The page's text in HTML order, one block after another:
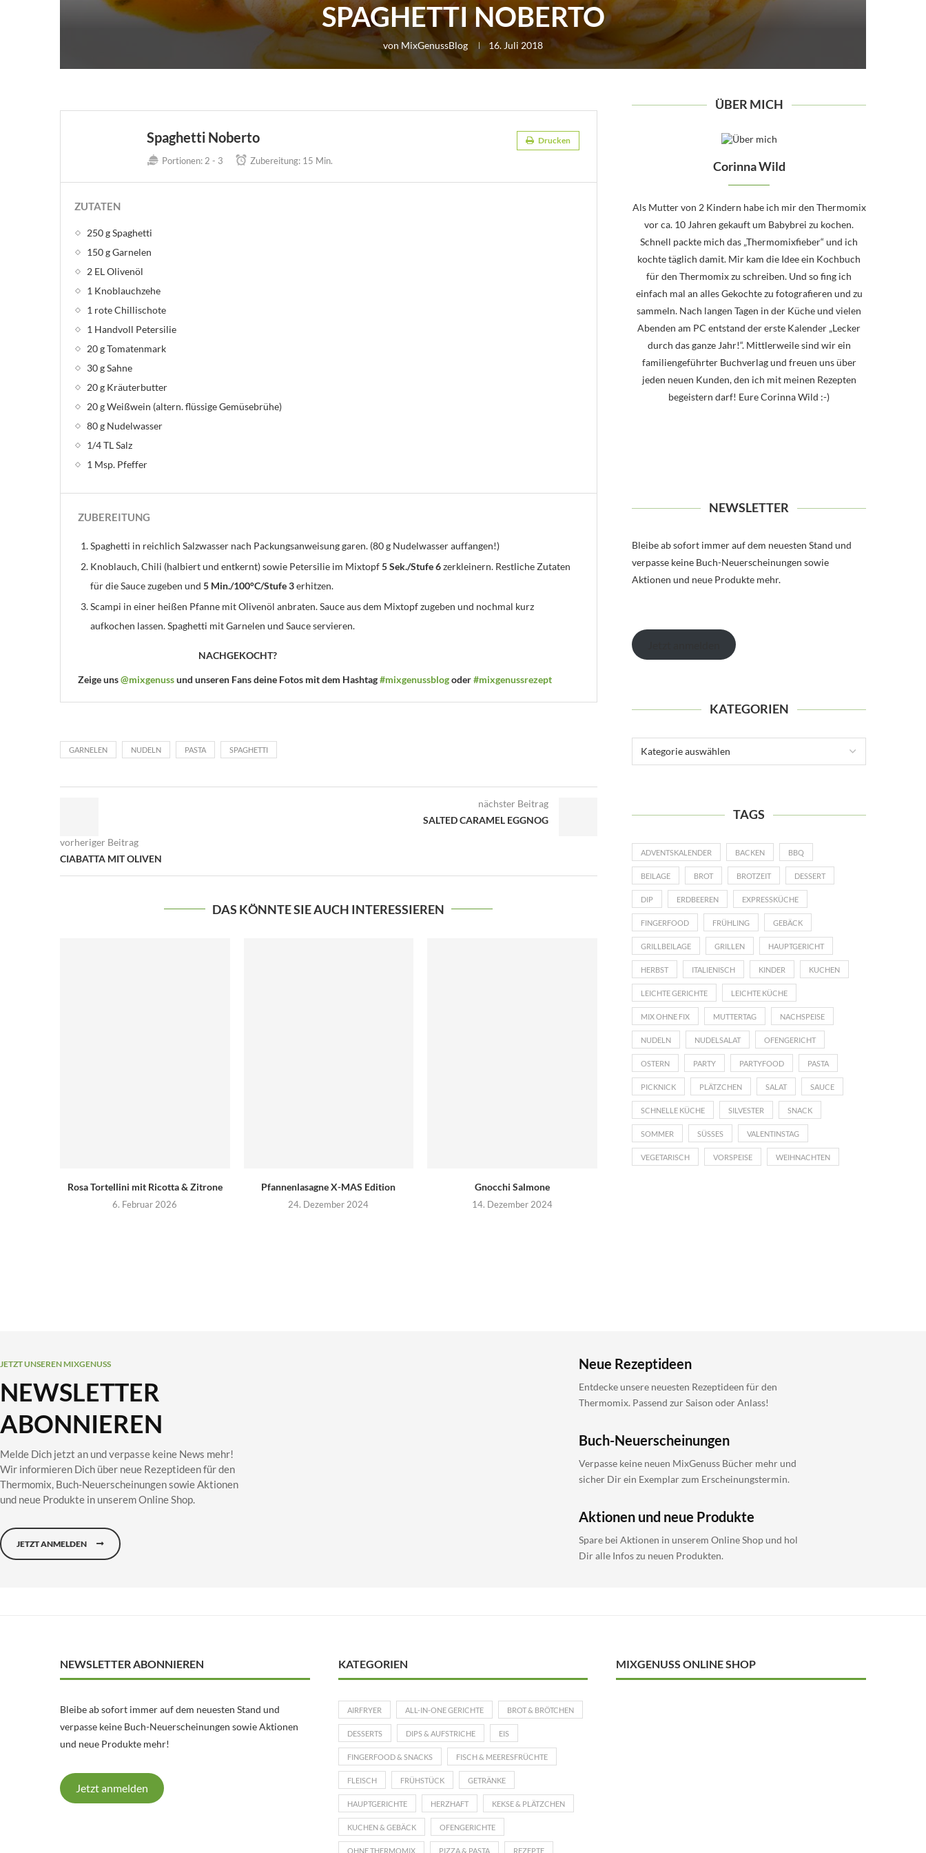
SPAGHETTI NOBERTO
von MixGenussBlog 16. Juli 2018
Spaghetti Noberto Drucken
Portionen: 2 - 3 Zubereitung: 15 Min.
ZUTATEN
250 g Spaghetti
150 g Garnelen
2 EL Olivenöl
1 Knoblauchzehe
1 rote Chillischote
1 Handvoll Petersilie
20 g Tomatenmark
30 g Sahne
20 g Kräuterbutter
20 g Weißwein (altern. flüssige Gemüsebrühe)
80 g Nudelwasser
1/4 TL Salz
1 Msp. Pfeffer
ZUBEREITUNG
Spaghetti in reichlich Salzwasser nach Packungsanweisung garen. (80 g Nudelwasser auffangen!)
Knoblauch, Chili (halbiert und entkernt) sowie Petersilie im Mixtopf5 Sek./Stufe 6zerkleinern. Restliche Zutaten
für die Sauce zugeben und 5 Min./100°C/Stufe 3erhitzen.
Scampi in einer heißen Pfanne mit Olivenöl anbraten. Sauce aus dem Mixtopf zugeben und nochmal kurz
aufkochen lassen. Spaghetti mit Garnelen und Sauce servieren.
NACHGEKOCHT?
Zeige uns@mixgenussund unseren Fans deine Fotos mit dem Hashtag#mixgenussblogoder#mixgenussrezept
GARNELEN NUDELN PASTA SPAGHETTI
vorheriger Beitrag
CIABATTA MIT OLIVEN
nächster Beitrag
SALTED CARAMEL EGGNOG
DAS KÖNNTE SIE AUCH INTERESSIEREN
Rosa Tortellini mit Ricotta & Zitrone
6. Februar 2026
Pfannenlasagne X-MAS Edition
24. Dezember 2024
Gnocchi Salmone
14. Dezember 2024
ÜBER MICH
Corinna Wild
Als Mutter von 2 Kindern habe ich mir den Thermomix
vor ca. 10 Jahren gekauft um Babybrei zu kochen.
Schnell packte mich das „Thermomixfieber“ und ich
kochte täglich damit. Mir kam die Idee ein Kochbuch
für den Thermomix zu schreiben. Und so fing ich
einfach mal an alles Gekochte zu fotografieren und zu
sammeln. Nach langen Tagen in der Küche und vielen
Abenden am PC entstand der erste Kalender „Lecker
durch das ganze Jahr!“. Mittlerweile sind wir ein
familiengeführter Buchverlag und freuen uns über
jeden neuen Kunden, den ich mit meinen Rezepten
begeistern darf! Eure Corinna Wild :-)
NEWSLETTER
Bleibe ab sofort immer auf dem neuesten Stand und
verpasse keine Buch-Neuerscheinungen sowie
Aktionen und neue Produkte mehr.
KATEGORIEN
TAGS
ADVENTSKALENDER BACKEN BBQ
BEILAGE BROT BROTZEIT DESSERT
DIP ERDBEEREN EXPRESSKÜCHE
FINGERFOOD FRÜHLING GEBÄCK
GRILLBEILAGE GRILLEN HAUPTGERICHT
HERBST ITALIENISCH KINDER KUCHEN
LEICHTE GERICHTE LEICHTE KÜCHE
MIX OHNE FIX MUTTERTAG NACHSPEISE
NUDELN NUDELSALAT OFENGERICHT
OSTERN PARTY PARTYFOOD PASTA
PICKNICK PLÄTZCHEN SALAT SAUCE
SCHNELLE KÜCHE SILVESTER SNACK
SOMMER SÜSSES VALENTINSTAG
VEGETARISCH VORSPEISE WEIHNACHTEN
JETZT UNSEREN MIXGENUSS
NEWSLETTER
ABONNIEREN
Melde Dich jetzt an und verpasse keine News mehr!
Wir informieren Dich über neue Rezeptideen für den
Thermomix, Buch-Neuerscheinungen sowie Aktionen
und neue Produkte in unserem Online Shop.
JETZT ANMELDEN
Neue Rezeptideen
Entdecke unsere neuesten Rezeptideen für den
Thermomix. Passend zur Saison oder Anlass!
Buch-Neuerscheinungen
Verpasse keine neuen MixGenuss Bücher mehr und
sicher Dir ein Exemplar zum Erscheinungstermin.
Aktionen und neue Produkte
Spare bei Aktionen in unserem Online Shop und hol
Dir alle Infos zu neuen Produkten.
NEWSLETTER ABONNIEREN
Bleibe ab sofort immer auf dem neuesten Stand und
verpasse keine Buch-Neuerscheinungen sowie Aktionen
und neue Produkte mehr!
Jetzt anmelden
KATEGORIEN
AIRFRYER ALL-IN-ONE GERICHTE BROT & BRÖTCHEN
DESSERTS DIPS & AUFSTRICHE EIS
FINGERFOOD & SNACKS FISCH & MEERESFRÜCHTE
FLEISCH FRÜHSTÜCK GETRÄNKE
HAUPTGERICHTE HERZHAFT KEKSE & PLÄTZCHEN
KUCHEN & GEBÄCK OFENGERICHTE
OHNE THERMOMIX PIZZA & PASTA REZEPTE
MIXGENUSS ONLINE SHOP